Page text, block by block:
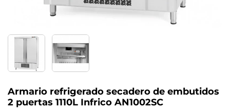
Armario refrigerado secadero de embutidos
2 puertas 1110L Infrico AN1002SC